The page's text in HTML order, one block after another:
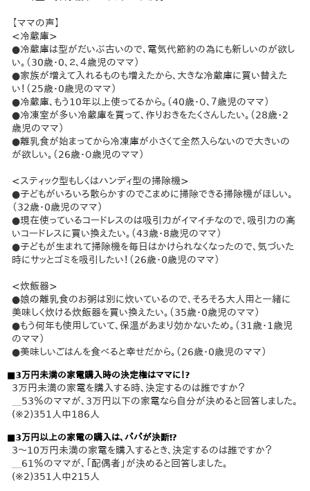
【ママの声】
<冷蔵庫>
●冷蔵庫は型がだいぶ古いので、電気代節約の為にも新しいのが欲し
い。（30歳・0、２、４歳児のママ）
●家族が増えて入れるものも増えたから、大きな冷蔵庫に買い替えた
い！（25歳・0歳児のママ）
●冷蔵庫、もう10年以上使ってるから。（40歳・０、７歳児のママ）
●冷凍室が多い冷蔵庫を買って、作りおきをたくさんしたい。（28歳・2
歳児のママ）
●離乳食が始まってから冷凍庫が小さくて全然入らないので大きいの
が欲しい。（26歳・０歳児のママ）
<スティック型もしくはハンディ型の掃除機>
●子どもがいろいろ散らかすのでこまめに掃除できる掃除機がほしい。
（32歳・0歳児のママ）
●現在使っているコードレスのは吸引力がイマイチなので、吸引力の高
いコードレスに買い換えたい。（43歳・8歳児のママ）
●子どもが生まれて掃除機を毎日はかけられなくなったので、気づいた
時にサッとゴミを吸引したい！（26歳・0歳児のママ）
<炊飯器>
●娘の離乳食のお粥は別に炊いているので、そろそろ大人用と一緒に
美味しく炊ける炊飯器を買い換えたい。（35歳・0歳児のママ）
●もう何年も使用していて、保温があまり効かないため。（31歳・1歳児
のママ）
●美味しいごはんを食べると幸せだから。（26歳・0歳児のママ）
■3万円未満の家電購入時の決定権はママに！?
3万円未満の家電を購入する時、決定するのは誰ですか？
＿53％のママが、3万円以下の家電なら自分が決めると回答しました。
(※2)351人中186人
■3万円以上の家電の購入は、パパが決断⁉
3～10万円未満の家電を購入するとき、決定するのは誰ですか？
＿61％のママが、「配偶者」が決めると回答しました。
(※2)351人中215人